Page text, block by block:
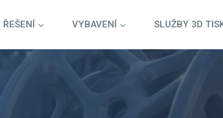
ŘEŠENÍ VYBAVENÍ SLUŽBY 3D